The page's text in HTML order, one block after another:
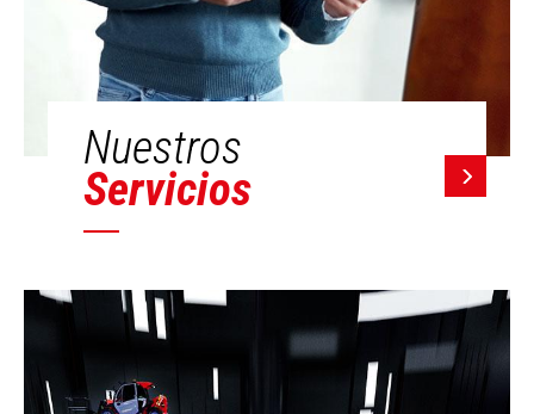
Nuestros
Servicios